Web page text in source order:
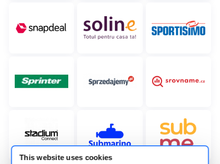
This website uses cookies